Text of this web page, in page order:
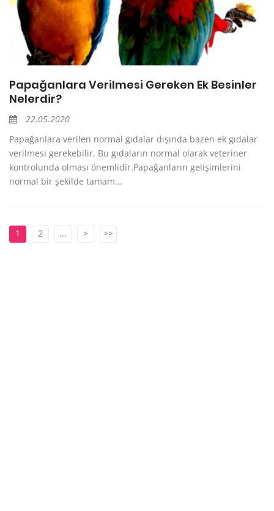
Papağanlara Verilmesi Gereken Ek Besinler
Nelerdir?
22.05.2020
Papağanlara verilen normal gıdalar dışında bazen ek gıdalar
verilmesi gerekebilir. Bu gıdaların normal olarak veteriner
kontrolunda olması önemlidir.Papağanların gelişimlerini
normal bir şekilde tamam...
1 2 ... > >>